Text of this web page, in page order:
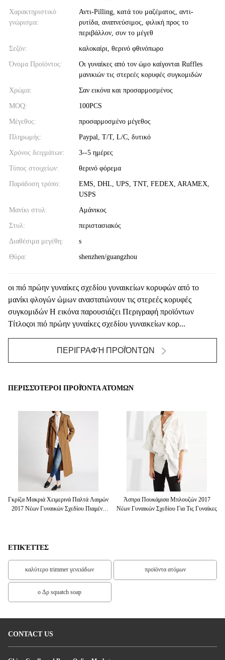
Χαρακτηριστικό
γνώρισμα:
Αντι-Pilling, κατά του μαζέματος, αντι-
ρυτίδα, αναπνεύσιμος, φιλική προς το
περιβάλλον, συν το μέγεθ
Σεζόν: καλοκαίρι, θερινό φθινόπωρο
Όνομα Προϊόντος:
Οι γυναίκες από τον ώμο καίγονται Ruffles
μανικιών τις στερεές κορυφές συγκομιδών
Χρώμα: Σαν εικόνα και προσαρμοσμένος
MOQ: 100PCS
Μέγεθος: προσαρμοσμένο μέγεθος
Πληρωμής: Paypal, T/T, L/C, δυτικό
Χρόνος δειγμάτων: 3--5 ημέρες
Τύπος στοιχείων: θερινό φόρεμα
Παράδοση τρόπο:
EMS, DHL, UPS, TNT, FEDEX, ARAMEX,
USPS
Μανίκι στυλ: Αμάνικος
Στυλ: περιστασιακός
Διαθέσιμα μεγέθη: s
Θύρα: shenzhen/guangzhou
οι πιό πρώην γυναίκες σχεδίου γυναικείων κορυφών από το
μανίκι φλογών ώμων αναστατώνουν τις στερεές κορυφές
συγκομιδών Η εικόνα παρουσιάζει Περιγραφή προϊόντων
Τίτλοςοι πιό πρώην γυναίκες σχεδίου γυναικείων κορ...
ΠΕΡΙΓΡΑΦΉ ΠΡΟΪΌΝΤΩΝ
ΠΕΡΙΣΣΌΤΕΡΟΙ ΠΡΟΪΌΝΤΑ ΑΤΌΜΩΝ
Γκρίζα Μακριά Χειμερινά Παλτά Λαιμών
2017 Νέων Γυναικών Σχεδίου Πιαμένα
Άσπρα Πουκάμισα Μπλουζών 2017
Νέων Γυναικών Σχεδίου Για Τις Γυναίκες
ΕΤΙΚΈΤΤΕΣ
καλύτερο trimmer γενειάδων προϊόντα ατόμων
ο Δρ squatch soap
CONTACT US